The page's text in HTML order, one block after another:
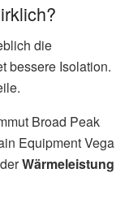
die
bessere Isolation.
Broad Peak
Equipment Vega
Wärmeleistung